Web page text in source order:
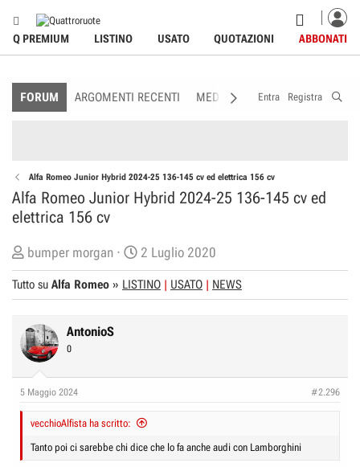
Q PREMIUM LISTINO USATO QUOTAZIONI ABBONATI
FORUM ARGOMENTI RECENTI MEDIA MEMBRI
Entra Registra
Alfa Romeo Junior Hybrid 2024-25 136-145 cv ed elettrica 156 cv
Alfa Romeo Junior Hybrid 2024-25 136-145 cv ed
elettrica 156 cv
C
r
e
t
o
e
s
bumper morgan
D
a
t
z
i
2 Luglio 2020
Tutto su Alfa Romeo » LISTINO USATO NEWS
AntonioS
0
5 Maggio 2024 #2.296
vecchioAlfista ha scritto:
Tanto poi ci sarebbe chi dice che lo fa anche audi con Lamborghini